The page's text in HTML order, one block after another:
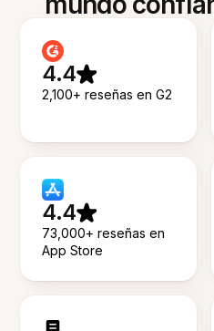
4.4
2,100+ reseñas en G2
4.4
73,000+ reseñas en
App Store